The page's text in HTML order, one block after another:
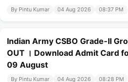
By Pintu Kumar 04 Aug 2026 08:37 PM
Indian Army CSBO Grade-II
OUT । Download Admit Card
09 August
By Pintu Kumar 04 Aug 2026 08:28 PM